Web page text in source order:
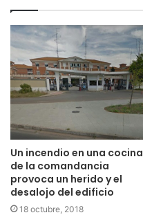
Un incendio en una cocina
de la comandancia
provoca un herido y el
desalojo del edificio
18 octubre, 2018